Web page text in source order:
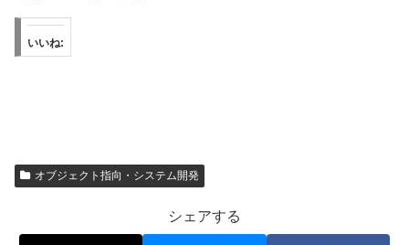
いいね:
オブジェクト指向・システム開発
シェアする